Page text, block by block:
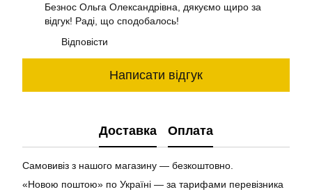
Безнос Ольга Олександрівна, дякуємо щиро за
відгук! Раді, що сподобалось!
Відповісти
Написати відгук
Доставка Оплата
Самовивіз з нашого магазину — безкоштовно.
«Новою поштою» по Україні — за тарифами перевізника